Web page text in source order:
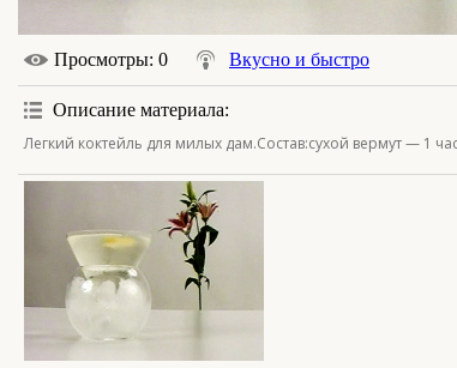
Просмотры: 0 Вкусно и быстро
Описание материала:
Легкий коктейль для милых дам.Состав:сухой вермут — 1